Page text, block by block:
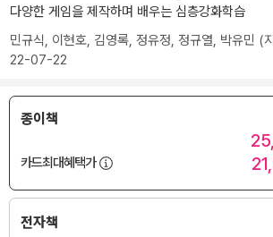
다양한 게임을 제작하며 배우는 심층강화학습
민규식, 이현호, 김영록, 정유정, 정규열, 박유민 (
22-07-22
종이책
카드최대혜택가
전자책